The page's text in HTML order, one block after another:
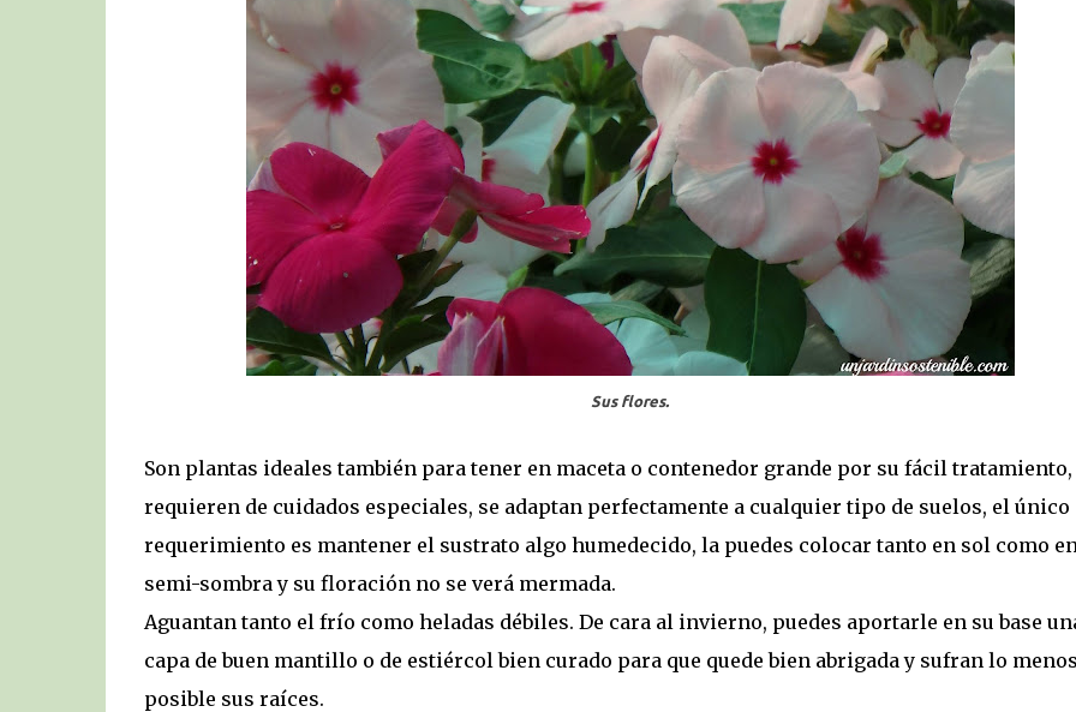
Sus flores.
Son plantas ideales también para tener en maceta o contenedor grande por su fácil tratamiento,
requieren de cuidados especiales, se adaptan perfectamente a cualquier tipo de suelos, el único
requerimiento es mantener el sustrato algo humedecido, la puedes colocar tanto en sol como
semi-sombra y su floración no se verá mermada.
Aguantan tanto el frío como heladas débiles. De cara al invierno, puedes aportarle en su base
capa de buen mantillo o de estiércol bien curado para que quede bien abrigada y sufran lo menos
posible sus raíces.